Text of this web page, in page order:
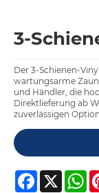
3-
Der 3-Schienen-
wartungsarme
und Händler, die
Direktlieferung ab
zuverlässigen
Facebook
X